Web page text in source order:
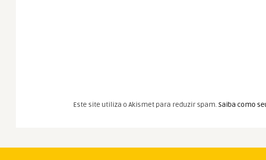
Este site utiliza o Akismet para reduzir spam. Saiba como